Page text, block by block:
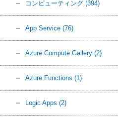
コンピューティング (394)
App Service (76)
Azure Compute Gallery (2)
Azure Functions (1)
Logic Apps (2)